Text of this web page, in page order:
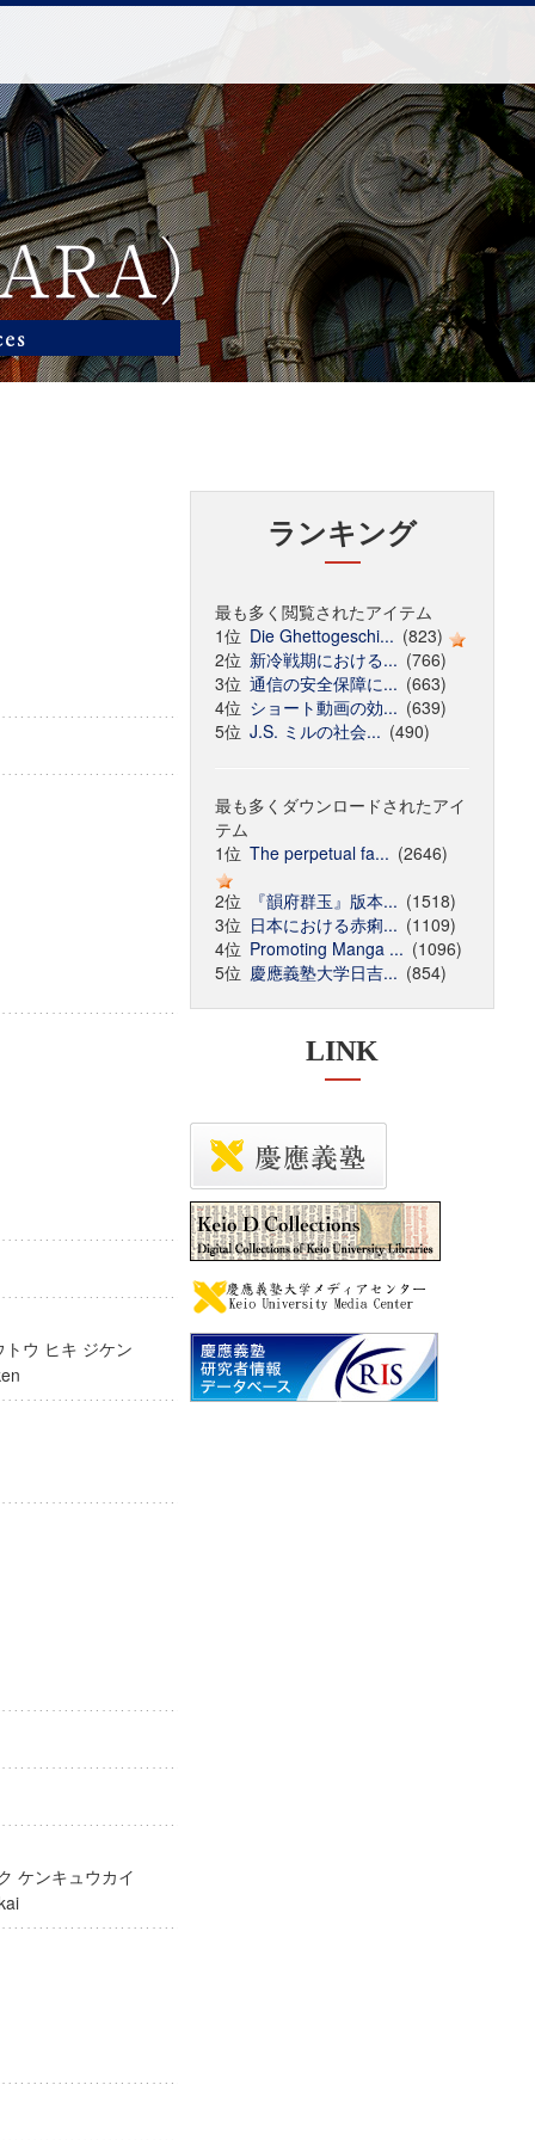
トウ ヒキ ジケン
ケンキュウカイ
ランキング
最も多く閲覧されたアイテム
1位 Die Ghettogeschi... (823)
2位 新冷戦期における... (766)
3位 通信の安全保障に... (663)
4位 ショート動画の効... (639)
5位 J.S. ミルの社会... (490)
最も多くダウンロードされたアイ
テム
1位 The perpetual fa... (2646)
2位
『韻府群玉』版本... (1518)
3位 日本における赤痢... (1109)
4位 Promoting Manga ... (1096)
5位 慶應義塾大学日吉... (854)
LINK